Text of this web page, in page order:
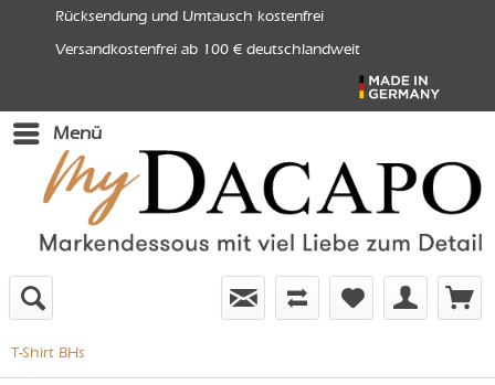
Rücksendung und Umtausch kostenfrei
Versandkostenfrei ab 100 € deutschlandweit
Menü
T-Shirt BHs